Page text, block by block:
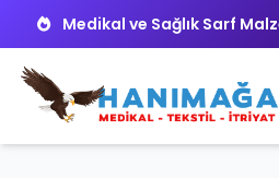
Medikal ve Sağlık Sarf